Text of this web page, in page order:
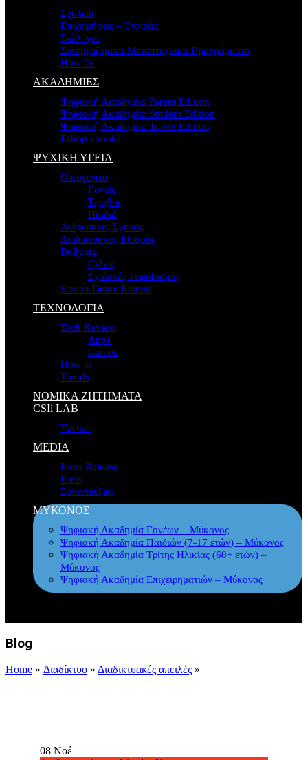
Σχολεία
Επιχειρήσεις – Εταιρίες
Σύλλογοι
Συνεργαζόμενα Μεταπτυχιακά Προγράμματα
How To
ΑΚΑΔΗΜΙΕΣ
Ψηφιακή Ακαδημία: Parent Edition
Ψηφιακή Ακαδημία: Student Edition
Ψηφιακή Ακαδημία: Travel Edition
Eshop ebooks
ΨΥΧΙΚΗ ΥΓΕΙΑ
Οικογένεια
Γονείς
Έφηβος
Παιδιά
Ανθρώπινες Σχέσεις
Διαδικτυακός Εθισμός
Bullying
Cyber
Σχολικός εκφοβισμός
Screen Detox Retreat
ΤΕΧΝΟΛΟΓΙΑ
Tech Review
Apps
Games
How to
Trends
ΝΟΜΙΚΑ ΖΗΤΗΜΑΤΑ
CSIi LAB
Έρευνες
MEDIA
Press Release
Press
Συνεντεύξεις
ΜΥΚΟΝΟΣ
Ψηφιακή Ακαδημία Γονέων – Μύκονος
Ψηφιακή Ακαδημία Παιδιών (7-17 ετών) – Μύκονος
Ψηφιακή Ακαδημία Τρίτης Ηλικίας (60+ ετών) –
Μύκονος
Ψηφιακή Ακαδημία Επιχειρηματιών – Μύκονος
Blog
Home » Διαδίκτυο » Διαδικτυακές απειλές »
08 Νοέ